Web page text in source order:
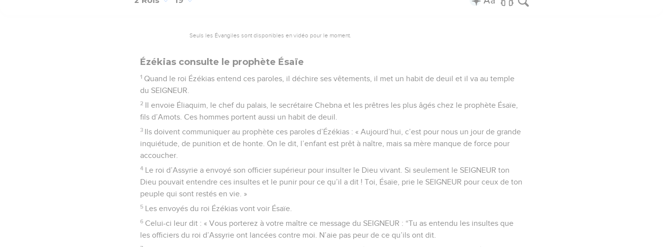
Seuls les Évangiles sont disponibles en vidéo pour le moment.
Ézékias consulte le prophète Ésaïe
1 Quand le roi Ézékias entend ces paroles, il déchire ses vêtements, il met un habit de deuil et il va au temple
du SEIGNEUR.
2 Il envoie Éliaquim, le chef du palais, le secrétaire Chebna et les prêtres les plus âgés chez le prophète Ésaïe,
fils d’Amots. Ces hommes portent aussi un habit de deuil.
3 Ils doivent communiquer au prophète ces paroles d’Ézékias : « Aujourd’hui, c’est pour nous un jour de grande
inquiétude, de punition et de honte. On le dit, l’enfant est prêt à naître, mais sa mère manque de force pour
accoucher.
4 Le roi d’Assyrie a envoyé son officier supérieur pour insulter le Dieu vivant. Si seulement le SEIGNEUR ton
Dieu pouvait entendre ces insultes et le punir pour ce qu’il a dit ! Toi, Ésaïe, prie le SEIGNEUR pour ceux de ton
peuple qui sont restés en vie. »
5 Les envoyés du roi Ézékias vont voir Ésaïe.
6 Celui-ci leur dit : « Vous porterez à votre maître ce message du SEIGNEUR : “Tu as entendu les insultes que
les officiers du roi d’Assyrie ont lancées contre moi. N’aie pas peur de ce qu’ils ont dit.